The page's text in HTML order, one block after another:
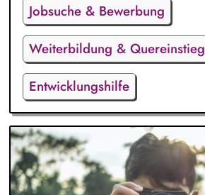
Jobsuche & Bewerbung
Weiterbildung & Quereinstieg
Entwicklungshilfe